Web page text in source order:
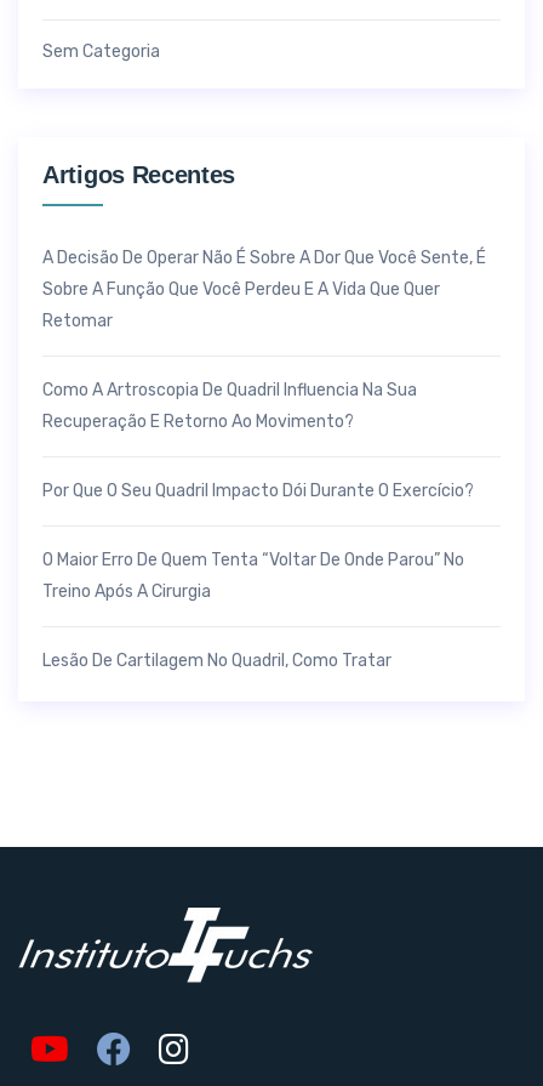
Sem Categoria
Artigos Recentes
A Decisão De Operar Não É Sobre A Dor Que Você Sente, É
Sobre A Função Que Você Perdeu E A Vida Que Quer
Retomar
Como A Artroscopia De Quadril Influencia Na Sua
Recuperação E Retorno Ao Movimento?
Por Que O Seu Quadril Impacto Dói Durante O Exercício?
O Maior Erro De Quem Tenta “voltar De Onde Parou” No
Treino Após A Cirurgia
Lesão De Cartilagem No Quadril, Como Tratar